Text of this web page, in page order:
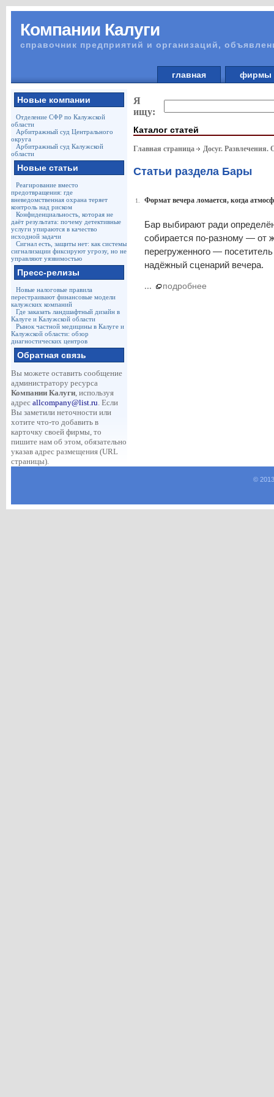
Компании Калуги
справочник предприятий и организаций,
главная
Новые компании
Отделение СФР по Калужской
области
Арбитражный суд Центрального
округа
Арбитражный суд Калужской
области
Новые статьи
Реагирование вместо
предотвращения: где
вневедомственная охрана теряет
контроль над риском
Конфиденциальность, которая не
даёт результата: почему детективные
услуги упираются в качество
исходной задачи
Сигнал есть, защиты нет: как системы
сигнализации фиксируют угрозу, но не
управляют уязвимостью
Пресс-релизы
Новые налоговые правила
перестраивают финансовые модели
калужских компаний
Где заказать ландшафтный дизайн в
Калуге и Калужской области
Рынок частной медицины в Калуге и
Калужской области: обзор
диагностических центров
Обратная связь
Вы можете оставить сообщение
администратору ресурса
Компании Калуги, используя
адрес allcompany@list.ru. Если
Вы заметили неточности или
хотите что-то добавить в
карточку своей фирмы, то
пишите нам об этом, обязательно
указав адрес размещения (URL
страницы).
Я
ищу:
Каталог статей
Главная страница Досуг. Развлечения.
Статьи раздела Бары
1. Формат вечера ломается, когда
Бар выбирают ради
собирается по-разному — от
перегруженного —
надёжный сценарий вечера.
... подробнее
©